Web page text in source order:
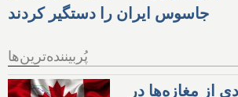
جاسوس ایران را دستگیر کردند
پُربیننده‌ترین‌ها
از مغازه‌ها در